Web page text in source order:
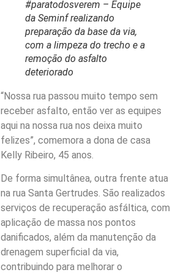
#paratodosverem – Equipe
da Seminf realizando
preparação da base da via,
com a limpeza do trecho e a
remoção do asfalto
deteriorado
“Nossa rua passou muito tempo sem
receber asfalto, então ver as equipes
aqui na nossa rua nos deixa muito
felizes”, comemora a dona de casa
Kelly Ribeiro, 45 anos.
De forma simultânea, outra frente atua
na rua Santa Gertrudes. São realizados
serviços de recuperação asfáltica, com
aplicação de massa nos pontos
danificados, além da manutenção da
drenagem superficial da via,
contribuindo para melhorar o